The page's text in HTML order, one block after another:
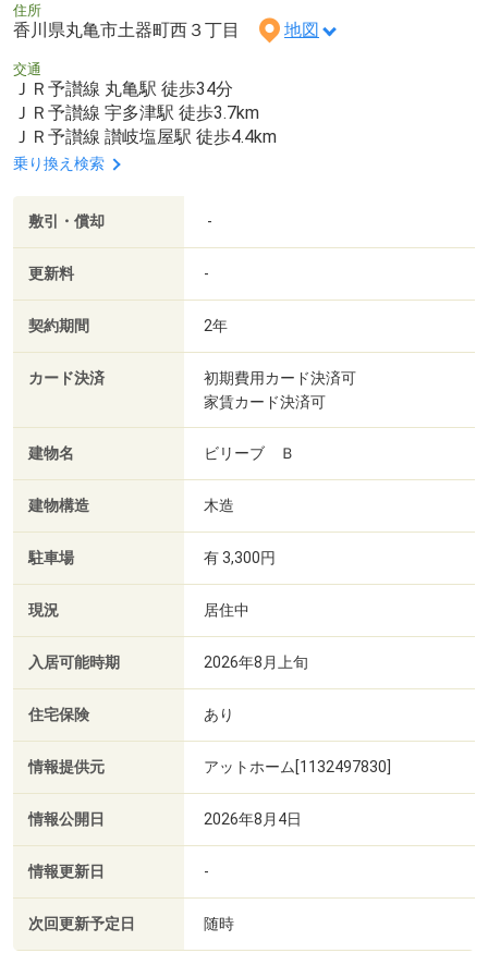
住所
香川県丸亀市土器町西３丁目 地図
交通
ＪＲ予讃線 丸亀駅 徒歩34分
ＪＲ予讃線 宇多津駅 徒歩3.7km
ＪＲ予讃線 讃岐塩屋駅 徒歩4.4km
乗り換え検索
敷引・償却 -
更新料 -
契約期間 2年
カード決済
初期費用カード決済可
家賃カード決済可
建物名 ビリーブ Ｂ
建物構造 木造
駐車場 有 3,300円
現況 居住中
入居可能時期 2026年8月上旬
住宅保険 あり
情報提供元 アットホーム[1132497830]
情報公開日 2026年8月4日
情報更新日 -
次回更新予定日 随時